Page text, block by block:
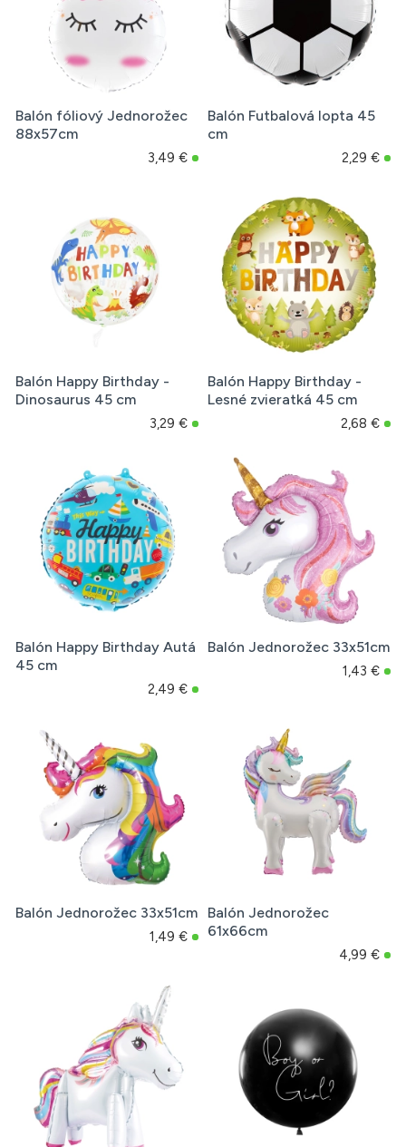
Balón fóliový Jednorožec
88x57cm
3,49 €
Balón Futbalová lopta 45
cm
2,29 €
Balón Happy Birthday -
Dinosaurus 45 cm
3,29 €
Balón Happy Birthday -
Lesné zvieratká 45 cm
2,68 €
Balón Happy Birthday Autá
45 cm
2,49 €
Balón Jednorožec 33x51cm
1,43 €
Balón Jednorožec 33x51cm
1,49 €
Balón Jednorožec
61x66cm
4,99 €